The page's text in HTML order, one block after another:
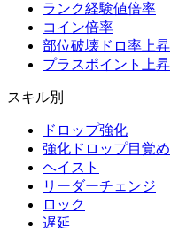
ランク経験値倍率
コイン倍率
部位破壊ドロ率上昇
プラスポイント上昇
スキル別
ドロップ強化
強化ドロップ目覚め
ヘイスト
リーダーチェンジ
ロック
遅延